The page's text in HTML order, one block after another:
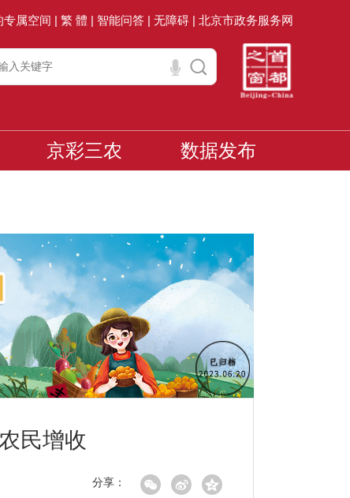
专属空间 | 繁 體 | 智能问答 | 无障碍 | 北京市政务服务网
京彩三农 数据发布
民增收
分享：